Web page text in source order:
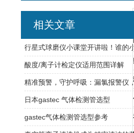
相关文章
酸度/离子计检定仪适用范围详解
日本gastec 气体检测管选型
gastec气体检测管选型参考